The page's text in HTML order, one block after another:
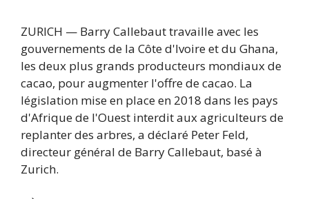
ZURICH — Barry Callebaut travaille avec les
gouvernements de la Côte d'Ivoire et du Ghana,
les deux plus grands producteurs mondiaux de
cacao, pour augmenter l'offre de cacao. La
législation mise en place en 2018 dans les pays
d'Afrique de l'Ouest interdit aux agriculteurs de
replanter des arbres, a déclaré Peter Feld,
directeur général de Barry Callebaut, basé à
Zurich.